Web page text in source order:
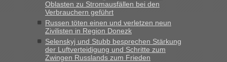
in Krakowez mit dem Kleinbus. Abfertigung ging dann
schnell da auch Passagiere mit EU-Pass dabei waren“
Bernd D-UAinBerichte und Reisetipps • Re: An welchem
Grenzübergang zwischen Polen und der Ukraine geht es am
schnellsten?
Oblasten zu Stromausfällen bei den
Verbrauchern geführt
Russen töten einen und verletzen neun
Zivilisten in Region Donezk
Selenskyj und Stubb besprechen Stärkung
der Luftverteidigung und Schritte zum
Zwingen Russlands zum Frieden